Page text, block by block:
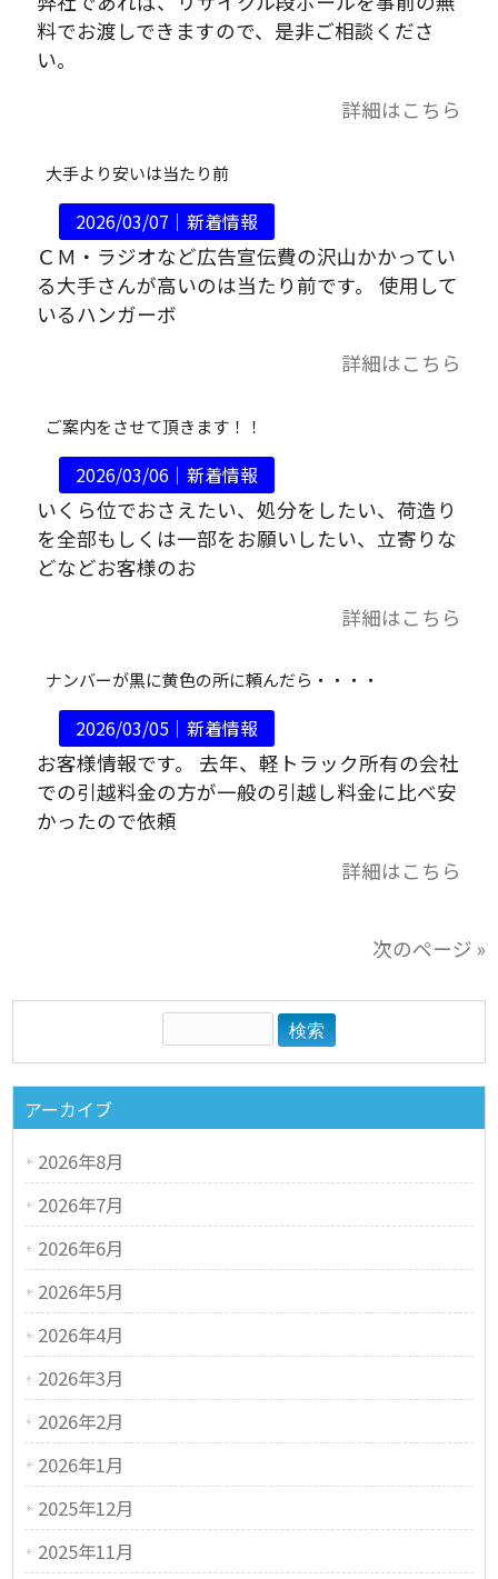
料でお渡しできますので、是非ご相談くださ
い。
詳細はこちら
大手より安いは当たり前
2026/03/07｜新着情報
ＣＭ・ラジオなど広告宣伝費の沢山かかってい
る大手さんが高いのは当たり前です。 使用して
いるハンガーボ
詳細はこちら
ご案内をさせて頂きます！！
2026/03/06｜新着情報
いくら位でおさえたい、処分をしたい、荷造り
を全部もしくは一部をお願いしたい、立寄りな
どなどお客様のお
詳細はこちら
ナンバーが黒に黄色の所に頼んだら・・・・
2026/03/05｜新着情報
お客様情報です。 去年、軽トラック所有の会社
での引越料金の方が一般の引越し料金に比べ安
かったので依頼
詳細はこちら
次のページ »
アーカイブ
2026年8月
2026年7月
2026年6月
2026年5月
2026年4月
2026年3月
2026年2月
2026年1月
2025年12月
2025年11月